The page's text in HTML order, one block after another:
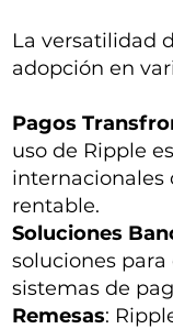
La versatilidad
adopción en
Pagos
uso de Ripple
internacionales
rentable.
Soluciones
soluciones
sistemas de
Remesas: